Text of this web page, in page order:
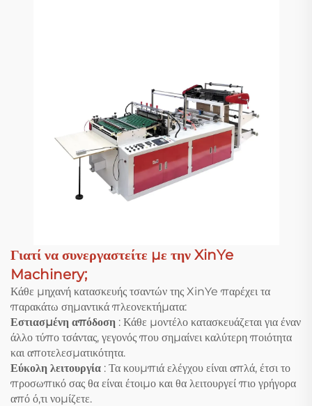
Γιατί να συνεργαστείτε με την XinYe
Machinery;
Κάθε μηχανή κατασκευής τσαντών της XinYe παρέχει τα
παρακάτω σημαντικά πλεονεκτήματα:
Εστιασμένη απόδοση : Κάθε μοντέλο κατασκευάζεται για έναν
άλλο τύπο τσάντας, γεγονός που σημαίνει καλύτερη ποιότητα
και αποτελεσματικότητα.
Εύκολη λειτουργία : Τα κουμπιά ελέγχου είναι απλά, έτσι το
προσωπικό σας θα είναι έτοιμο και θα λειτουργεί πιο γρήγορα
από ό,τι νομίζετε.